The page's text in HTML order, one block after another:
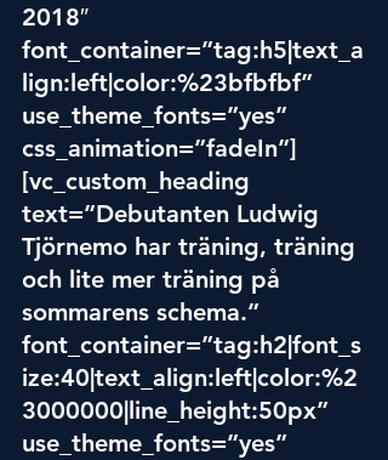
2018″
font_container=”tag:h5|text_a
lign:left|color:%23bfbfbf”
use_theme_fonts=”yes”
css_animation=”fadeIn”]
[vc_custom_heading
text=”Debutanten Ludwig
Tjörnemo har träning, träning
och lite mer träning på
sommarens schema.”
font_container=”tag:h2|font_s
ize:40|text_align:left|color:%2
3000000|line_height:50px”
use_theme_fonts=”yes”